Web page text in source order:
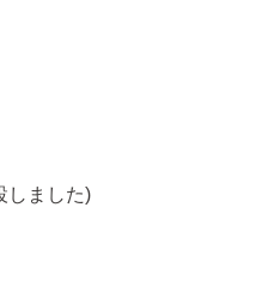
しました)